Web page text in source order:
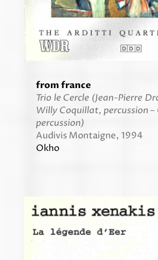
from france
Trio le Cercle (Jean-Pierre
Willy Coquillat, percussion –
percussion)
Audivis Montaigne, 1994
Okho